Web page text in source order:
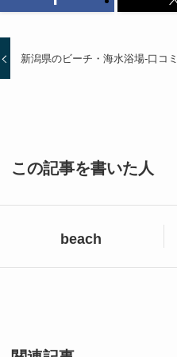
新潟県のビーチ・海水浴場-口コ
この記事を書いた人
beach